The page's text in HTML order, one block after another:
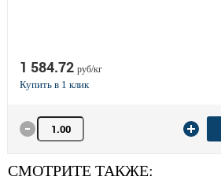
1 584.72 руб/кг
Количество товара
СМОТРИТЕ ТАКЖЕ: